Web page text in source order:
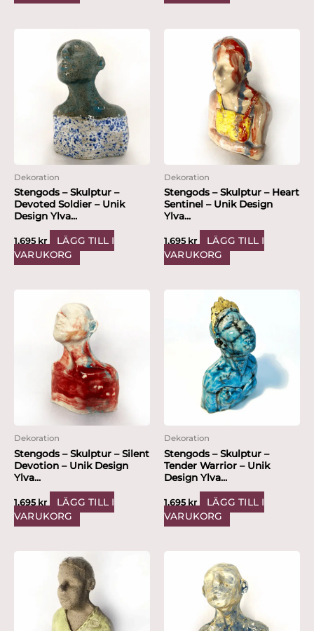
Dekoration
Stengods – Skulptur –
Devoted Soldier – Unik
Design Ylva...
1,695 kr
LÄGG TILL I
VARUKORG
Dekoration
Stengods – Skulptur – Heart
Sentinel – Unik Design
Ylva...
1,695 kr
LÄGG TILL I
VARUKORG
Dekoration
Stengods – Skulptur – Silent
Devotion – Unik Design
Ylva...
1,695 kr
LÄGG TILL I
VARUKORG
Dekoration
Stengods – Skulptur –
Tender Warrior – Unik
Design Ylva...
1,695 kr
LÄGG TILL I
VARUKORG